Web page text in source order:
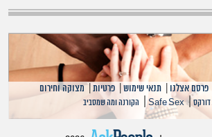
|פרסם אצלנו |תנאי שימוש |פרטיות |מצוקה וחירום
|
Safe Sex
| הקורנה ומה שמסביב